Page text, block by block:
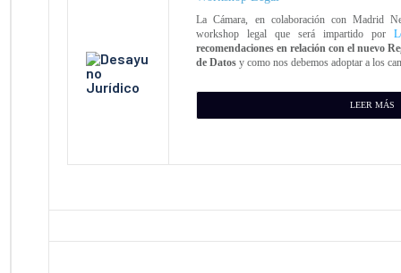
La Cámara, en colaboración con Madrid
workshop legal que será impartido por
recomendaciones en relación con el nuevo
de Datos y como nos debemos adoptar a los
LEER MÁS